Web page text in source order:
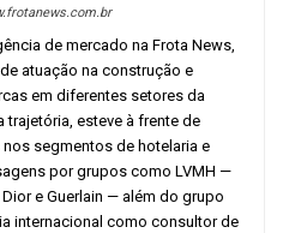
de mercado na Frota News,
atuação na construção e
em diferentes setores da
esteve à frente de
segmentos de hotelaria e
por grupos como LVMH —
e Guerlain — além do grupo
internacional como consultor de